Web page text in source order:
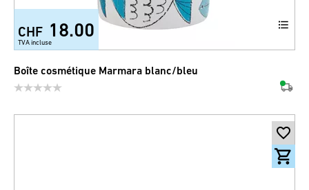
CHF 18.00
TVA incluse
Boîte cosmétique Marmara blanc/bleu